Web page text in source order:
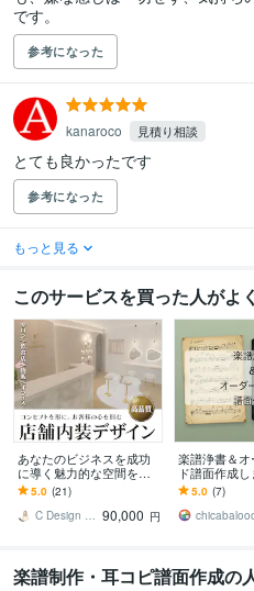
です。
参考になった
kanaroco 見積り相談
とても良かったです
参考になった
もっと見る
このサービスを買った人がよ
あなたのビジネスを成功
に導く魅力的な空間を創
ります デザイン〜図面〜
お買い物リスト〜ロゴま
でトータルサポート可能
5.0 (21)
C Design Studio 90,000 円
楽譜浄書＆オ
ド譜面作成し
譜面をあなた
に浄書します！
5.0 (7)
楽譜制作・耳コピ譜面作成の